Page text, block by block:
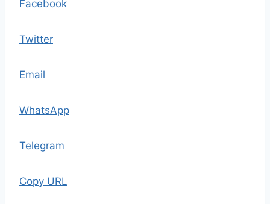
Facebook
Twitter
Email
WhatsApp
Telegram
Copy URL